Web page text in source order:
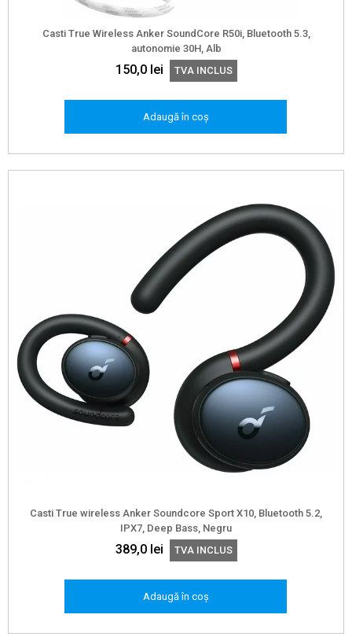
Casti True Wireless Anker SoundCore R50i, Bluetooth 5.3,
autonomie 30H, Alb
150,0 lei TVA INCLUS
Adaugă în coș
Casti True wireless Anker Soundcore Sport X10, Bluetooth 5.2,
IPX7, Deep Bass, Negru
389,0 lei TVA INCLUS
Adaugă în coș